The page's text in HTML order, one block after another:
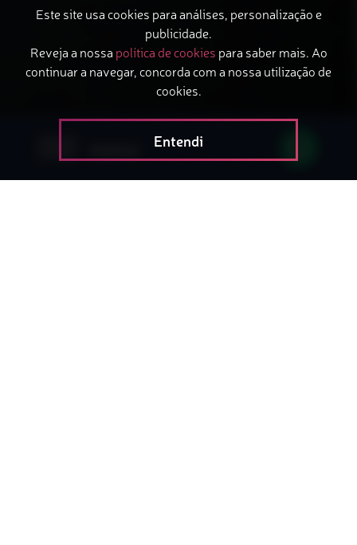
Este site usa cookies para análises, personalização e
publicidade.
Reveja a nossa política de cookies para saber mais. Ao
continuar a navegar, concorda com a nossa utilização de
cookies.
Entendi